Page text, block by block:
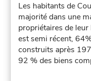
Les habitants de
majorité dans une
propriétaires de
est semi récent,
construits après
92 % des biens